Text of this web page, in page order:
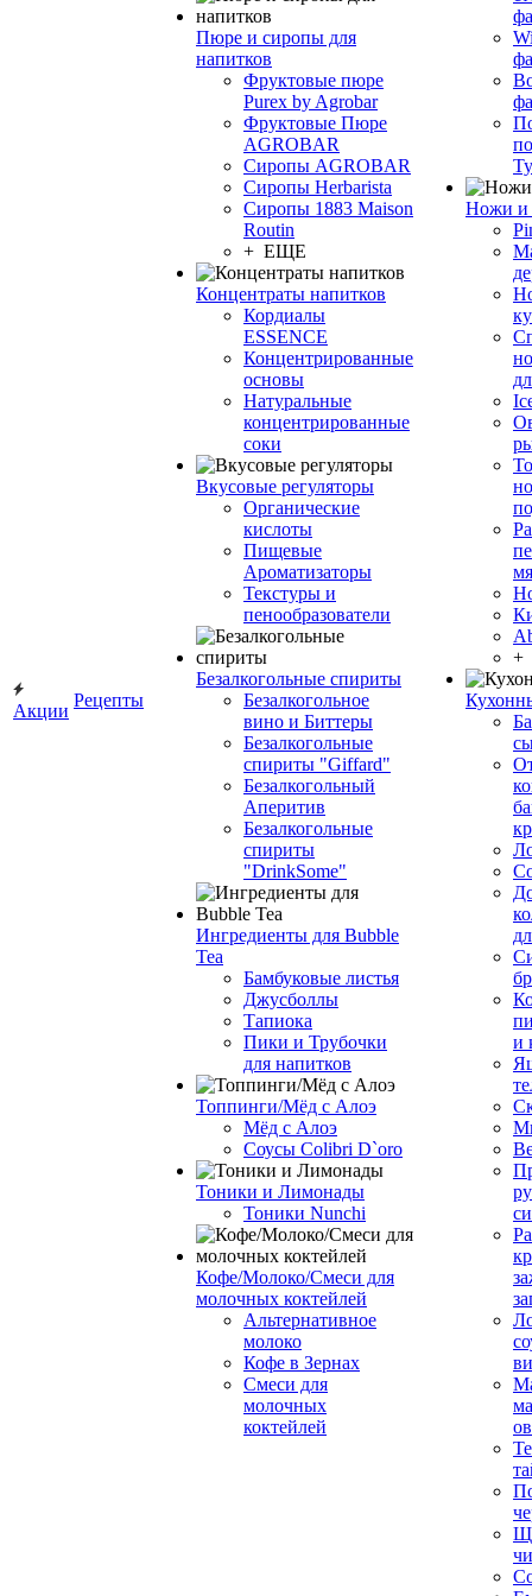
Акции
Рецепты
Пюре и сиропы для
напитков
Фруктовые пюре
Purex by Agrobar
Фруктовые Пюре
AGROBAR
Сиропы AGROBAR
Сиропы Herbarista
Сиропы 1883 Maison
Routin
+ ЕЩЕ
Концентраты напитков
Кордиалы
ESSENCE
Концентрированные
основы
Натуральные
концентрированные
соки
Вкусовые регуляторы
Органические
кислоты
Пищевые
Ароматизаторы
Текстуры и
пенообразователи
Безалкогольные спириты
Безалкогольное
вино и Биттеры
Безалкогольные
спириты "Giffard"
Безалкогольный
Аперитив
Безалкогольные
спириты
"DrinkSome"
Ингредиенты для Bubble
Tea
Бамбуковые листья
Джусболлы
Тапиока
Пики и Трубочки
для напитков
Топпинги/Мёд с Алоэ
Мёд с Алоэ
Соусы Colibri D`oro
Тоники и Лимонады
Тоники Nunchi
Кофе/Молоко/Смеси для
молочных коктейлей
Альтернативное
молоко
Кофе в Зернах
Смеси для
молочных
коктейлей
Ножи и
+
и